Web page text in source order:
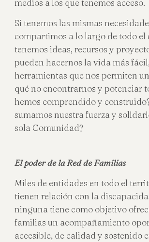
medios a los que tenemos acceso.
Si tenemos las mismas
compartimos a lo largo de todo el
tenemos ideas, recursos y
pueden hacernos la vida más
herramientas que nos permiten
qué no encontrarnos y potenciar
hemos comprendido y
sumamos nuestra fuerza y
sola Comunidad?
El poder de la Red de Familias
Miles de entidades en todo el
tienen relación con la
ninguna tiene como objetivo
familias un acompañamiento
accesible, de calidad y sostenido